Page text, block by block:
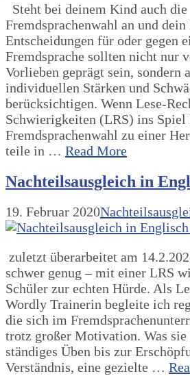
Steht bei deinem Kind auch die
Fremdsprachenwahl an und
Entscheidungen für oder gegen
Fremdsprache sollten nicht nur
Vorlieben geprägt sein, sondern
individuellen Stärken und
berücksichtigen. Wenn Lese-
Schwierigkeiten (LRS) ins
Fremdsprachenwahl zu einer
teile in … Read More
Nachteilsausgleich in
19. Februar 2020
zuletzt überarbeitet am
schwer genug – mit einer LRS
Schüler zur echten Hürde. Als
Wordly Trainerin begleite ich
die sich im
trotz großer Motivation. Was
ständiges Üben bis zur
Verständnis, eine gezielte …